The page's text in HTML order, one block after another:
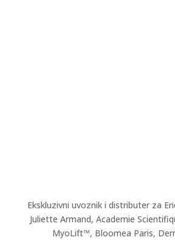
Ekskluzivni uvoznik i distributer za
Juliette Armand,Academie
MyoLift™, Bloomea Paris,